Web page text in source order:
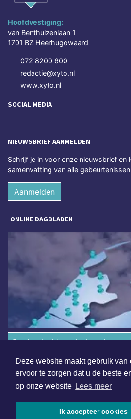
Deze website maakt gebruik van
ervoor te zorgen dat u de beste
op onze website Lees meer
Ik accepteer cookies
Hoofdvestiging:
van Benthuizenlaan 1
1701 BZ Heerhugowaard
072 8200 600
redactie@xyto.nl
www.xyto.nl
SOCIAL MEDIA
NIEUWSBRIEF AANMELDEN
Schrijf je in voor onze nieuwsbrief en
samenvatting van alle
Aanmelden
ONLINE DAGBLADEN
Overige dagbladen in de regio
Algemene voorwaarden
Disclaimer